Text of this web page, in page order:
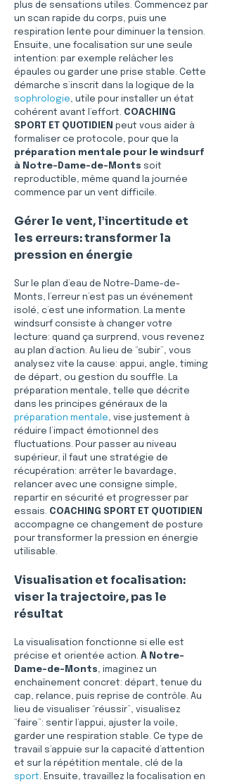
plus de sensations utiles. Commencez par
un scan rapide du corps, puis une
respiration lente pour diminuer la tension.
Ensuite, une focalisation sur une seule
intention: par exemple relâcher les
épaules ou garder une prise stable. Cette
démarche s’inscrit dans la logique de la
sophrologie, utile pour installer un état
cohérent avant l’effort. COACHING
SPORT ET QUOTIDIEN peut vous aider à
formaliser ce protocole, pour que la
préparation mentale pour le windsurf
à Notre-Dame-de-Monts soit
reproductible, même quand la journée
commence par un vent difficile.
Gérer le vent, l’incertitude et
les erreurs: transformer la
pression en énergie
Sur le plan d’eau de Notre-Dame-de-
Monts, l’erreur n’est pas un événement
isolé, c’est une information. La mente
windsurf consiste à changer votre
lecture: quand ça surprend, vous revenez
au plan d’action. Au lieu de “subir”, vous
analysez vite la cause: appui, angle, timing
de départ, ou gestion du souffle. La
préparation mentale, telle que décrite
dans les principes généraux de la
préparation mentale, vise justement à
réduire l’impact émotionnel des
fluctuations. Pour passer au niveau
supérieur, il faut une stratégie de
récupération: arrêter le bavardage,
relancer avec une consigne simple,
repartir en sécurité et progresser par
essais. COACHING SPORT ET QUOTIDIEN
accompagne ce changement de posture
pour transformer la pression en énergie
utilisable.
Visualisation et focalisation:
viser la trajectoire, pas le
résultat
La visualisation fonctionne si elle est
précise et orientée action. À Notre-
Dame-de-Monts, imaginez un
enchaînement concret: départ, tenue du
cap, relance, puis reprise de contrôle. Au
lieu de visualiser “réussir”, visualisez
“faire”: sentir l’appui, ajuster la voile,
garder une respiration stable. Ce type de
travail s’appuie sur la capacité d’attention
et sur la répétition mentale, clé de la
sport. Ensuite, travaillez la focalisation en